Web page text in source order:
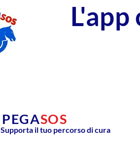
L'app
PEGASOS
Supporta il tuo percorso di cura